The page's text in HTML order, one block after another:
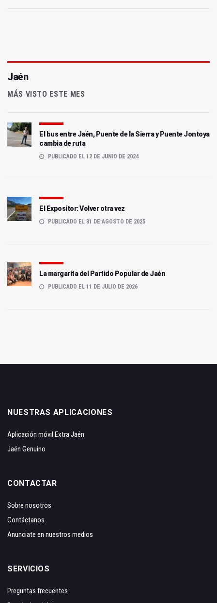
Jaén
MÁS VISTO ESTE MES
El bus entre Jaén, Puente de la Sierra y Puente Jontoya
cambia de ruta
PUBLICADO EL 12 DE JUNIO DE 2024
El Expositor: Volver otra vez
PUBLICADO EL 31 DE AGOSTO DE 2025
La margarita del Partido Popular de Jaén
PUBLICADO EL 11 DE JULIO DE 2026
NUESTRAS APLICACIONES
Aplicación móvil Extra Jaén
Jaén Genuino
CONTACTAR
Sobre nosotros
Contáctanos
Anunciate en nuestros medios
SERVICIOS
Preguntas frecuentes